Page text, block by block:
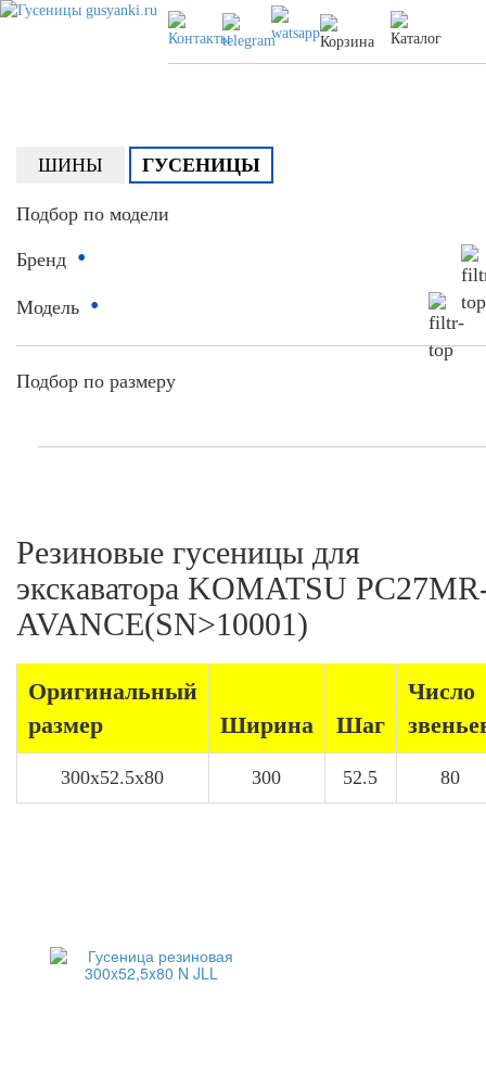
ШИНЫ ГУСЕНИЦЫ
Подбор по модели
Бренд •
Модель •
Подбор по размеру
Резиновые гусеницы для
экскаватора KOMATSU
AVANCE(SN>10001)
Оригинальный
размер
Ширина Шаг
Число
300x52.5x80 300 52.5 80